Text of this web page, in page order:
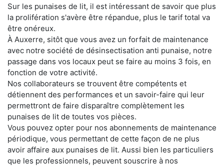
Sur les punaises de lit, il est intéressant de savoir que plus
la prolifération s'avère être répandue, plus le tarif total va
être onéreux.
À Auxerre, sitôt que vous avez un forfait de maintenance
avec notre société de désinsectisation anti punaise, notre
passage dans vos locaux peut se faire au moins 3 fois, en
fonction de votre activité.
Nos collaborateurs se trouvent être compétents et
détiennent des performances et un savoir-faire qui leur
permettront de faire disparaître complètement les
punaises de lit de toutes vos pièces.
Vous pouvez opter pour nos abonnements de maintenance
périodique, vous permettant de cette façon de ne plus
avoir affaire aux punaises de lit. Aussi bien les particuliers
que les professionnels, peuvent souscrire à nos